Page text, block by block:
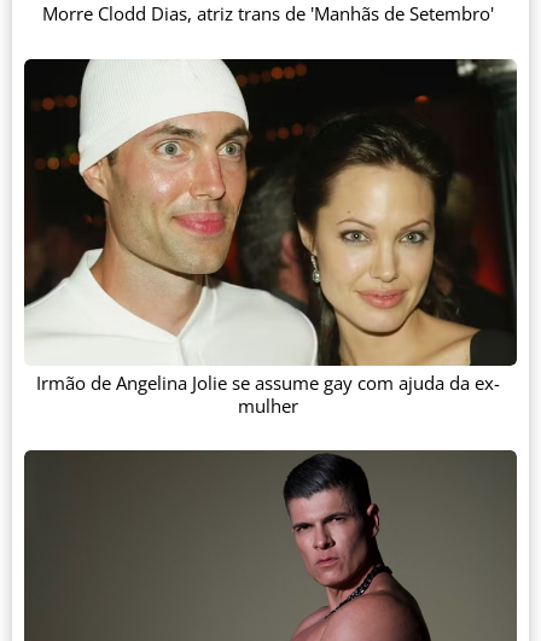
Morre Clodd Dias, atriz trans de 'Manhãs de Setembro'
Irmão de Angelina Jolie se assume gay com ajuda da ex-
mulher